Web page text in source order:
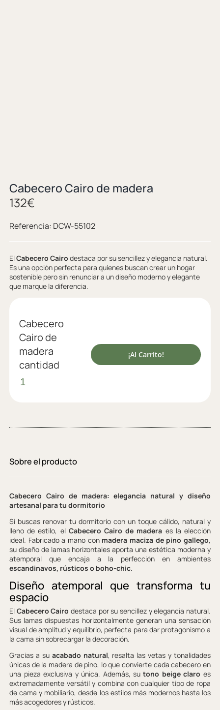
Cabecero Cairo de madera
132€
Referencia: DCW-55102
ElCabecero Cairo destaca por su sencillez y elegancia natural.
Es una opción perfecta para quienes buscan crear un hogar
sostenible pero sin renunciar a un diseño moderno y elegante
que marque la diferencia.
Cabecero
Cairo de
madera
cantidad
¡Al Carrito!
Sobre el producto
Cabecero Cairo de madera: elegancia natural y diseño
artesanal para tu dormitorio
Si buscas renovar tu dormitorio con un toque cálido, natural y
lleno de estilo, el Cabecero Cairo de madera es la elección
ideal. Fabricado a mano con madera maciza de pino gallego,
su diseño de lamas horizontales aporta una estética moderna y
atemporal que encaja a la perfección en ambientes
escandinavos, rústicos o boho-chic.
Diseño atemporal que transforma tu
espacio
El Cabecero Cairo destaca por su sencillez y elegancia natural.
Sus lamas dispuestas horizontalmente generan una sensación
visual de amplitud y equilibrio, perfecta para dar protagonismo a
la cama sin sobrecargar la decoración.
Gracias a suacabado natural, resalta las vetas y tonalidades
únicas de la madera de pino, lo que convierte cada cabecero en
una pieza exclusiva y única. Además, sutono beige claro es
extremadamente versátil y combina con cualquier tipo de ropa
de cama y mobiliario, desde los estilos más modernos hasta los
más acogedores y rústicos.